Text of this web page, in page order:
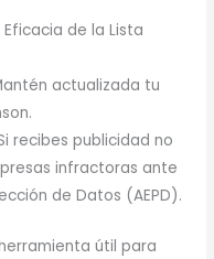
de la Lista
actualizada tu
recibes publicidad no
infractoras ante
de Datos (AEPD).
útil para